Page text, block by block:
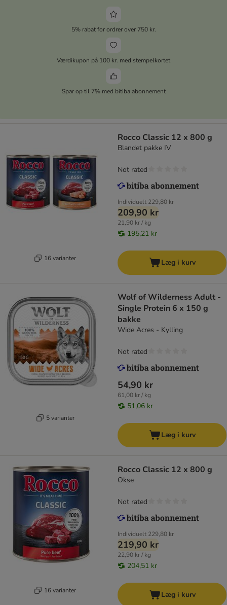
5% rabat for ordrer over 750 kr.
Værdikupon på 100 kr. med stempelkortet
Spar op til 7% med bitiba abonnement
16 varianter
Rocco Classic 12 x 800 g
Blandet pakke IV
Individuelt 229,80 kr
209,90 kr
21,90 kr / kg
195,21 kr
Not rated
Læg i kurv
5 varianter
Wolf of Wilderness Adult -
Single Protein 6 x 150 g
bakke
Wide Acres - Kylling
54,90 kr
61,00 kr / kg
51,06 kr
Not rated
Læg i kurv
16 varianter
Rocco Classic 12 x 800 g
Okse
Individuelt 229,80 kr
219,90 kr
22,90 kr / kg
204,51 kr
Not rated
Læg i kurv